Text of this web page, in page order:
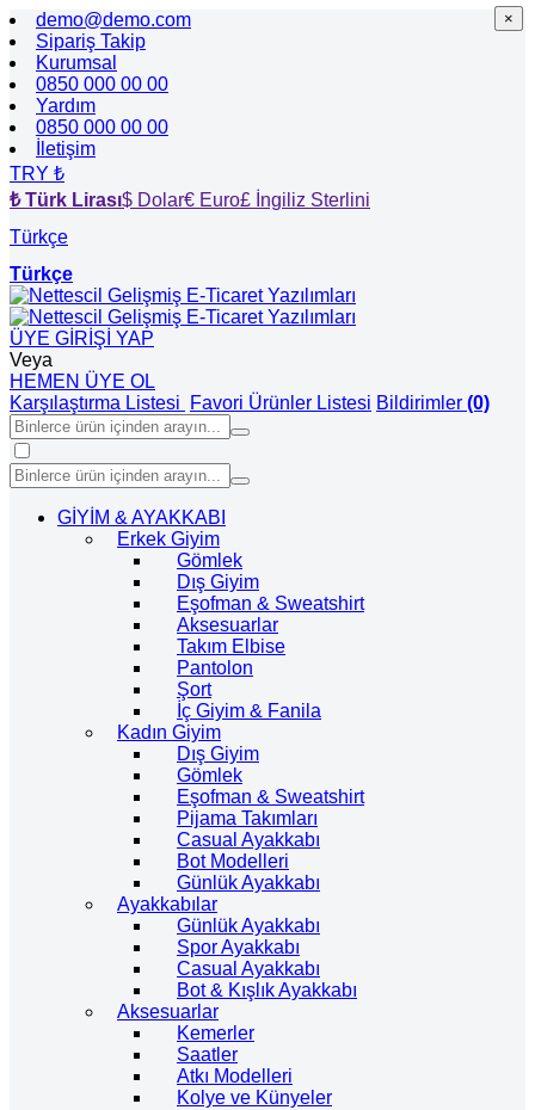
demo@demo.com
Sipariş Takip
Kurumsal
0850 000 00 00
Yardım
0850 000 00 00
İletişim
TRY ₺
₺ Türk Lirası$ Dolar€ Euro£ İngiliz Sterlini
Türkçe
Türkçe
ÜYE GİRİŞİ YAP
Veya
HEMEN ÜYE OL
Karşılaştırma Listesi
Favori Ürünler Listesi Bildirimler (0)
GİYİM & AYAKKABI
Erkek Giyim
Gömlek
Dış Giyim
Eşofman & Sweatshirt
Aksesuarlar
Takım Elbise
Pantolon
Şort
İç Giyim & Fanila
Kadın Giyim
Dış Giyim
Gömlek
Eşofman & Sweatshirt
Pijama Takımları
Casual Ayakkabı
Bot Modelleri
Günlük Ayakkabı
Ayakkabılar
Günlük Ayakkabı
Spor Ayakkabı
Casual Ayakkabı
Bot & Kışlık Ayakkabı
Aksesuarlar
Kemerler
Saatler
Atkı Modelleri
Kolye ve Künyeler
×
×